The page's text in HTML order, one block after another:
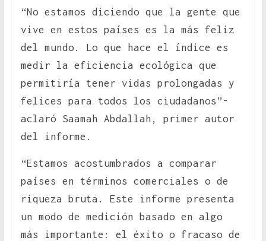
“No estamos diciendo que la gente que
vive en estos países es la más feliz
del mundo. Lo que hace el índice es
medir la eficiencia ecológica que
permitiría tener vidas prolongadas y
felices para todos los ciudadanos”-
aclaró Saamah Abdallah, primer autor
del informe.
“Estamos acostumbrados a comparar
países en términos comerciales o de
riqueza bruta. Este informe presenta
un modo de medición basado en algo
más importante: el éxito o fracaso de